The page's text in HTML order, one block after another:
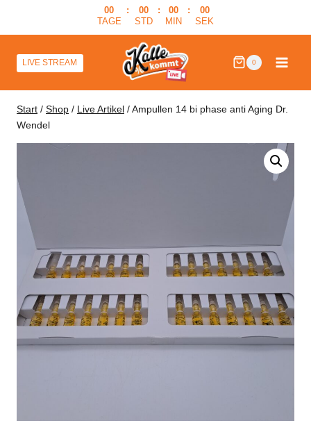
00
TAGE
:
00
STD
:
00
MIN
:
00
SEK
LIVE STREAM 0
Start / Shop / Live Artikel /Ampullen 14 bi phase anti Aging Dr.
Wendel